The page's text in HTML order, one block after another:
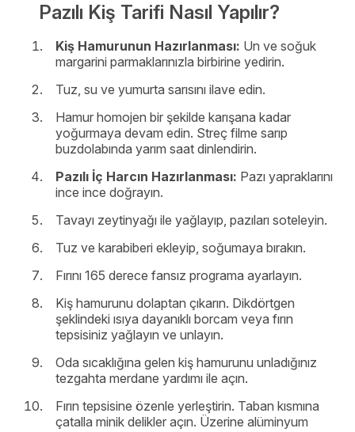
Pazılı Kiş Tarifi Nasıl Yapılır?
Kiş Hamurunun Hazırlanması: Un ve soğuk
margarini parmaklarınızla birbirine yedirin.
Tuz, su ve yumurta sarısını ilave edin.
Hamur homojen bir şekilde karışana kadar
yoğurmaya devam edin. Streç filme sarıp
buzdolabında yarım saat dinlendirin.
Pazılı İç Harcın Hazırlanması: Pazı yapraklarını
ince ince doğrayın.
Tavayı zeytinyağı ile yağlayıp, pazıları soteleyin.
Tuz ve karabiberi ekleyip, soğumaya bırakın.
Fırını 165 derece fansız programa ayarlayın.
Kiş hamurunu dolaptan çıkarın. Dikdörtgen
şeklindeki ısıya dayanıklı borcam veya fırın
tepsisiniz yağlayın ve unlayın.
Oda sıcaklığına gelen kiş hamurunu unladığınız
tezgahta merdane yardımı ile açın.
Fırın tepsisine özenle yerleştirin. Taban kısmına
çatalla minik delikler açın. Üzerine alüminyum